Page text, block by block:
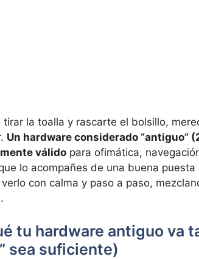
la toalla y rascarte el bolsillo,
Un hardware considerado “antiguo”
válido para ofimática,
lo acompañes de una buena
con calma y paso a paso,
tu hardware antiguo va
sea suficiente)